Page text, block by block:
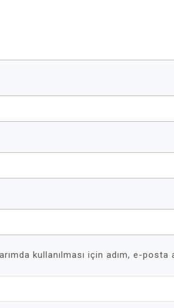
kullanılması için adım, e-